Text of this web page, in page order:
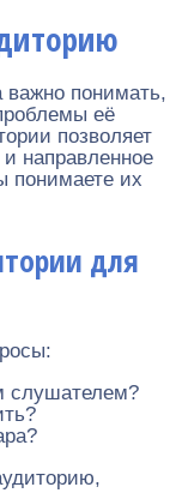
важно понимать,
её
позволяет
направленное
понимаете их
для
слушателем?